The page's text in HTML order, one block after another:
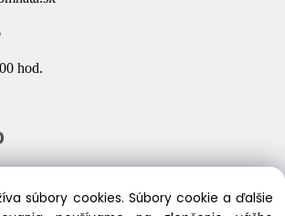
hod.
súbory cookies. Súbory cookie a ďalšie